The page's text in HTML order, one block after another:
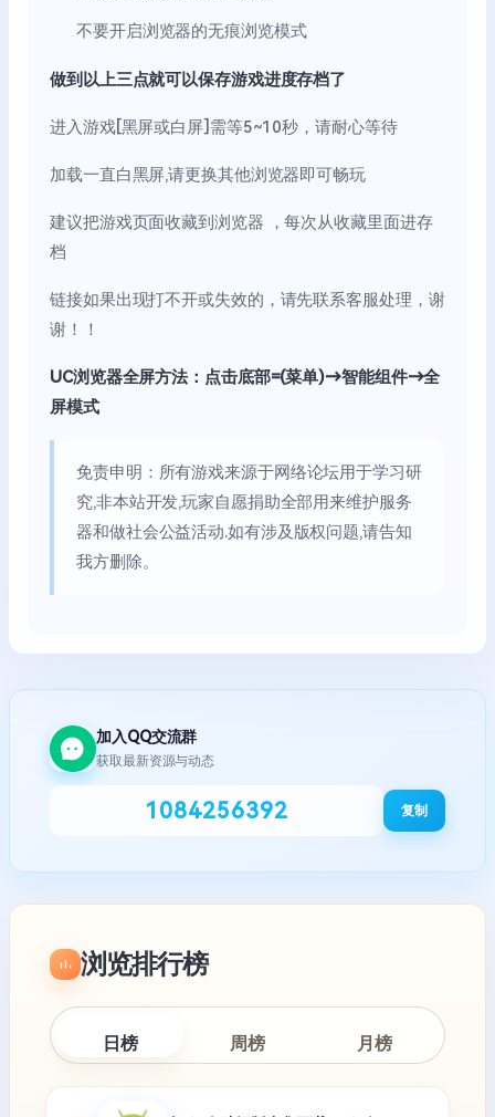
不要开启浏览器的无痕浏览模式
做到以上三点就可以保存游戏进度存档了
进入游戏[黑屏或白屏]需等5~10秒，请耐心等待
加载一直白黑屏,请更换其他浏览器即可畅玩
建议把游戏页面收藏到浏览器 ，每次从收藏里面进存
档
链接如果出现打不开或失效的，请先联系客服处理，谢
谢！！
UC浏览器全屏方法：点击底部=(菜单)→智能组件→全
屏模式
免责申明：所有游戏来源于网络论坛用于学习研
究,非本站开发,玩家自愿捐助全部用来维护服务
器和做社会公益活动.如有涉及版权问题,请告知
我方删除。
加入QQ交流群
获取最新资源与动态
1084256392 复制
浏览排行榜
日榜 周榜 月榜